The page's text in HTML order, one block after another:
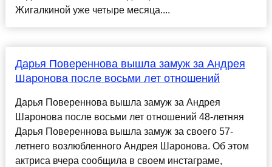
Жигалкиной уже четыре месяца....
Дарья Повереннова вышла замуж за Андрея
Шаронова после восьми лет отношений
Дарья Повереннова вышла замуж за Андрея
Шаронова после восьми лет отношений 48-летняя
Дарья Повереннова вышла замуж за своего 57-
летнего возлюбленного Андрея Шаронова. Об этом
актриса вчера сообщила в своем инстаграме,